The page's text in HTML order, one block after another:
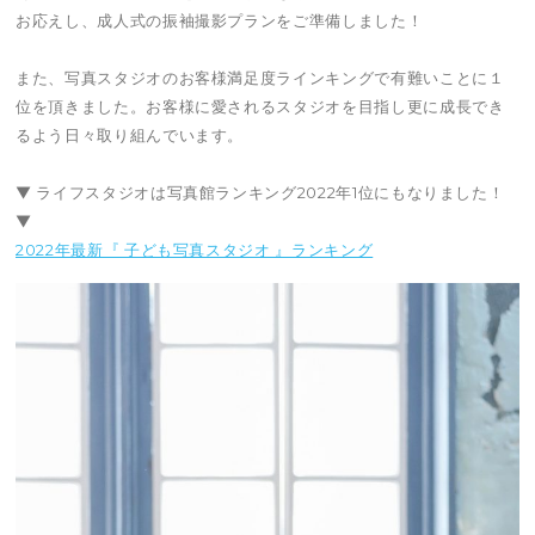
お応えし、成人式の振袖撮影プランをご準備しました！
また、写真スタジオのお客様満足度ラインキングで有難いことに１
位を頂きました。お客様に愛されるスタジオを目指し更に成長でき
るよう日々取り組んでいます。
▼ ライフスタジオは写真館ランキング2022年1位にもなりました！
▼
2022年最新『 子ども写真スタジオ 』ランキング